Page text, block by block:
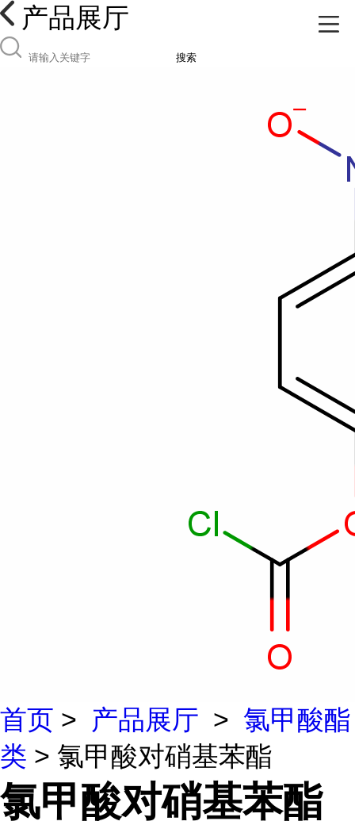
产品展厅
搜索
首页 > 产品展厅 > 氯甲酸酯
类 > 氯甲酸对硝基苯酯
氯甲酸对硝基苯酯